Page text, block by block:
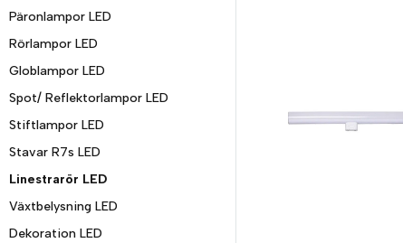
Päronlampor LED
Rörlampor LED
Globlampor LED
Spot/ Reflektorlampor LED
Stiftlampor LED
Stavar R7s LED
Linestrarör LED
Växtbelysning LED
Dekoration LED